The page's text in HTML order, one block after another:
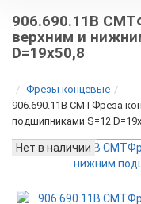
906.690.11B
верхним и
D=19x50,8
Фрезы концевые
906.690.11B CMTФреза
подшипниками S=12
Нет в наличии